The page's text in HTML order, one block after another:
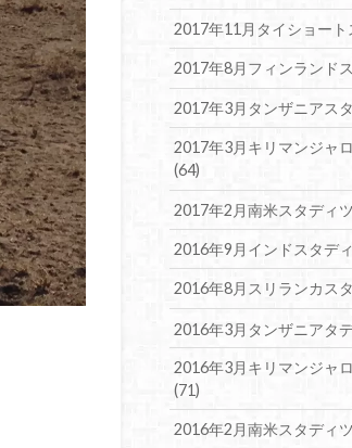
2017年11月タイショー
2017年8月フィンランド
2017年3月タンザニアス
2017年3月キリマンジャ
(64)
2017年2月南米スタディ
2016年9月インドスタデ
2016年8月スリランカス
2016年3月タンザニアタ
2016年3月キリマンジャ
(71)
2016年2月南米スタディ